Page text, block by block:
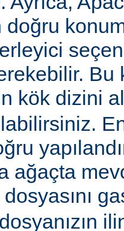
doğru
Bu
kök dizini
ağaçta
dosyasını
dosyanızın